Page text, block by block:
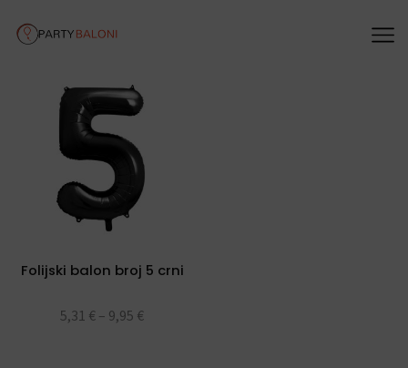
Folijski balon broj 5 crni
5,31 € – 9,95 €